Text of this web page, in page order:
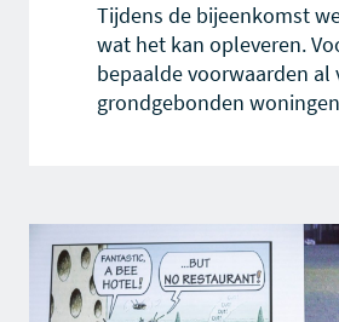
Tijdens de bijeenkomst
wat het kan opleveren.
bepaalde voorwaarden
grondgebonden